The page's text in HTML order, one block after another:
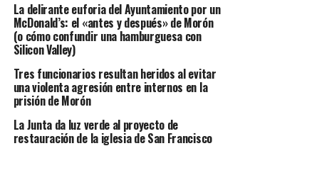
La delirante euforia del Ayuntamiento por un
McDonald’s: el «antes y después» de Morón
(o cómo confundir una hamburguesa con
Silicon Valley)
Tres funcionarios resultan heridos al evitar
una violenta agresión entre internos en la
prisión de Morón
La Junta da luz verde al proyecto de
restauración de la iglesia de San Francisco